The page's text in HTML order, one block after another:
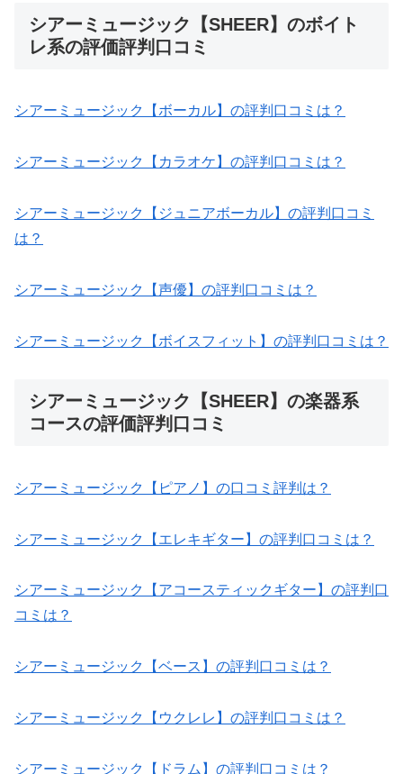
シアーミュージック【SHEER】のボイト
レ系の評価評判口コミ
シアーミュージック【ボーカル】の評判口コミは？
シアーミュージック【カラオケ】の評判口コミは？
シアーミュージック【ジュニアボーカル】の評判口コミ
は？
シアーミュージック【声優】の評判口コミは？
シアーミュージック【ボイスフィット】の評判口コミは？
シアーミュージック【SHEER】の楽器系
コースの評価評判口コミ
シアーミュージック【ピアノ】の口コミ評判は？
シアーミュージック【エレキギター】の評判口コミは？
シアーミュージック【アコースティックギター】の評判口
コミは？
シアーミュージック【ベース】の評判口コミは？
シアーミュージック【ウクレレ】の評判口コミは？
シアーミュージック【ドラム】の評判口コミは？